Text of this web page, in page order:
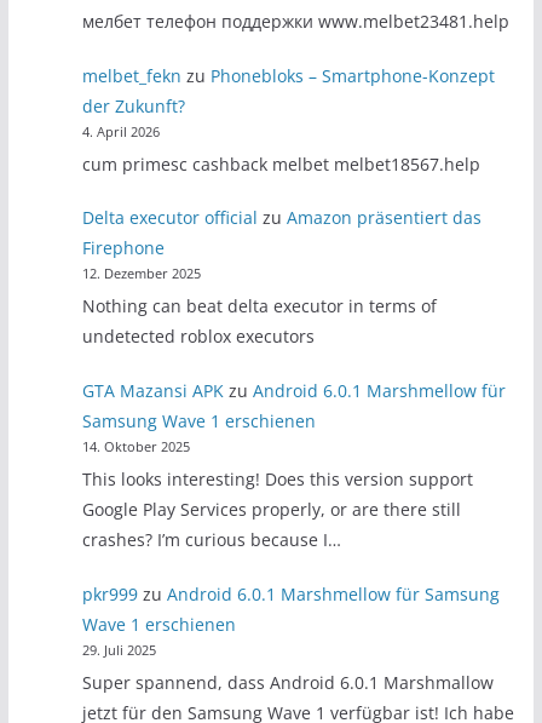
мелбет телефон поддержки www.melbet23481.help
melbet_fekn zu Phonebloks – Smartphone-Konzept
der Zukunft?
4. April 2026
cum primesc cashback melbet melbet18567.help
Delta executor official zuAmazon präsentiert das
Firephone
12. Dezember 2025
Nothing can beat delta executor in terms of
undetected roblox executors
GTA Mazansi APK zuAndroid 6.0.1 Marshmellow für
Samsung Wave 1 erschienen
14. Oktober 2025
This looks interesting! Does this version support
Google Play Services properly, or are there still
crashes? I’m curious because I…
pkr999 zuAndroid 6.0.1 Marshmellow für Samsung
Wave 1 erschienen
29. Juli 2025
Super spannend, dass Android 6.0.1 Marshmallow
jetzt für den Samsung Wave 1 verfügbar ist! Ich habe